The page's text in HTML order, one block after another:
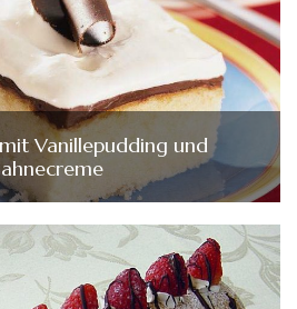
Vanillepudding und